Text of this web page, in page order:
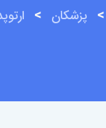
> پزشکان >